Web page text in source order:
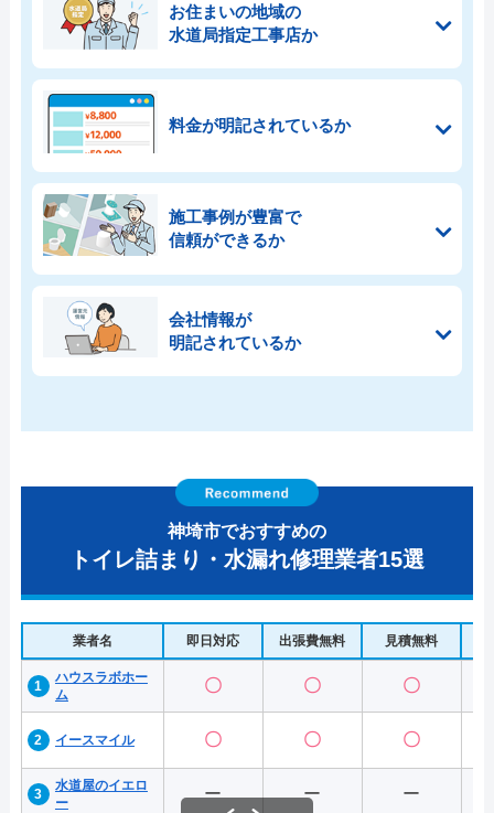
お住まいの地域の
水道局指定工事店か
料金が明記されているか
施工事例が豊富で
信頼ができるか
会社情報が
明記されているか
神埼市でおすすめの
トイレ詰まり・水漏れ修理業者15選
業者名 即日対応 出張費無料 見積無料
ハウスラボホー
ム
〇 〇 〇
イースマイル 〇 〇 〇
水道屋のイエロ
ー
ー ー ー